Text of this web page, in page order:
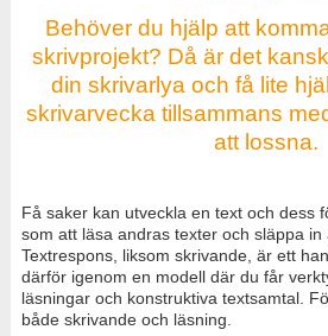
Behöver du hjälp att
skrivprojekt? Då är det
din skrivarlya och få lite
skrivarvecka tillsammans
att lossna.
Få saker kan utveckla en text och dess
som att läsa andras texter och släppa in
Textrespons, liksom skrivande, är ett
därför igenom en modell där du får
läsningar och konstruktiva textsamtal.
både skrivande och läsning.